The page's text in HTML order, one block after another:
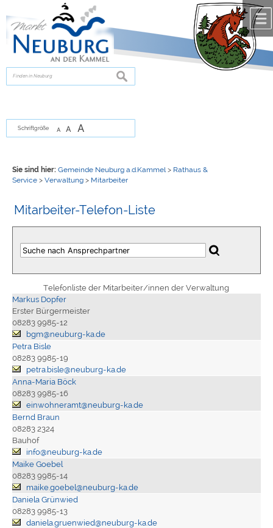
zur Navigationoder
springen.
suchen
Schriftgröße A A A
Sie sind hier: Gemeinde Neuburg a.d.Kammel > Rathaus &
Service> Verwaltung> Mitarbeiter
Mitarbeiter-Telefon-Liste
Telefonliste der Mitarbeiter/innen der Verwaltung
Markus Dopfer
Erster Bürgermeister
08283 9985-12
bgm@neuburg-ka.de
Petra Bisle
08283 9985-19
petra.bisle@neuburg-ka.de
Anna-Maria Böck
08283 9985-16
einwohneramt@neuburg-ka.de
Bernd Braun
08283 2324
Bauhof
info@neuburg-ka.de
Maike Goebel
08283 9985-14
maike.goebel@neuburg-ka.de
Daniela Grünwied
08283 9985-13
daniela.gruenwied@neuburg-ka.de